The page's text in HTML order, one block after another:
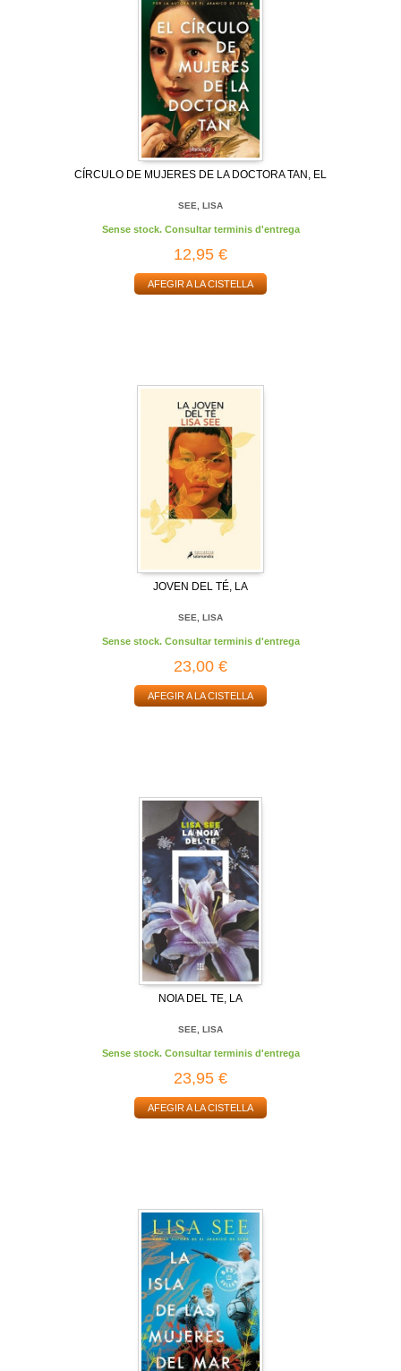
CÍRCULO DE MUJERES DE LA DOCTORA TAN, EL
SEE, LISA
Sense stock. Consultar terminis d'entrega
12,95 €
AFEGIR A LA CISTELLA
JOVEN DEL TÉ, LA
SEE, LISA
Sense stock. Consultar terminis d'entrega
23,00 €
AFEGIR A LA CISTELLA
NOIA DEL TE, LA
SEE, LISA
Sense stock. Consultar terminis d'entrega
23,95 €
AFEGIR A LA CISTELLA